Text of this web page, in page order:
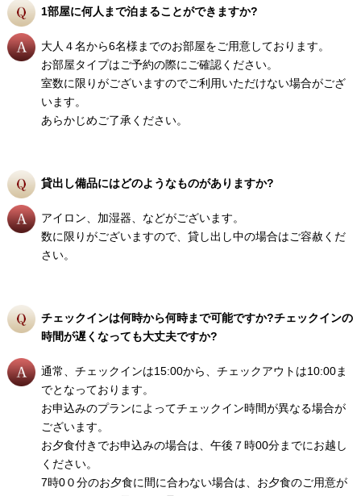
1部屋に何人まで泊まることができますか?
大人４名から6名様までのお部屋をご用意しております。
お部屋タイプはご予約の際にご確認ください。
室数に限りがございますのでご利用いただけない場合がござ
います。
あらかじめご了承ください。
貸出し備品にはどのようなものがありますか?
アイロン、加湿器、などがございます。
数に限りがございますので、貸し出し中の場合はご容赦くだ
さい。
チェックインは何時から何時まで可能ですか?チェックインの
時間が遅くなっても大丈夫ですか?
通常、チェックインは15:00から、チェックアウトは10:00ま
でとなっております。
お申込みのプランによってチェックイン時間が異なる場合が
ございます。
お夕食付きでお申込みの場合は、午後７時00分までにお越し
ください。
7時0０分のお夕食に間に合わない場合は、お夕食のご用意が